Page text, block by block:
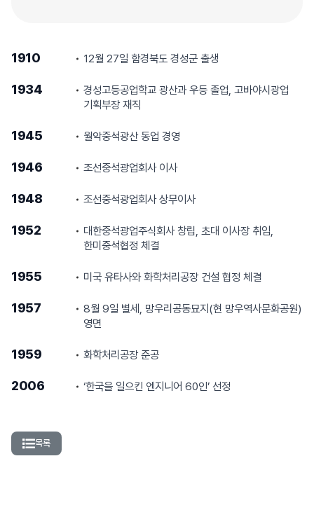
1910 12월 27일 함경북도 경성군 출생
1934
경성고등공업학교 광산과 우등 졸업, 고바야시광업
기획부장 재직
1945 월악중석광산 동업 경영
1946 조선중석광업회사 이사
1948 조선중석광업회사 상무이사
1952
대한중석광업주식회사 창립, 초대 이사장 취임,
한미중석협정 체결
1955 미국 유타사와 화학처리공장 건설 협정 체결
1957
8월 9일 별세, 망우리공동묘지(현 망우역사문화공원)
영면
1959 화학처리공장 준공
2006 ‘한국을 일으킨 엔지니어 60인’ 선정
목록